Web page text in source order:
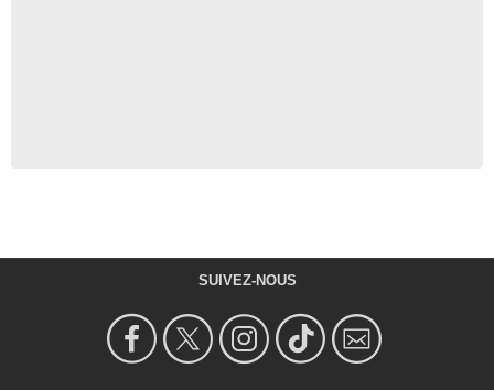
SUIVEZ-NOUS